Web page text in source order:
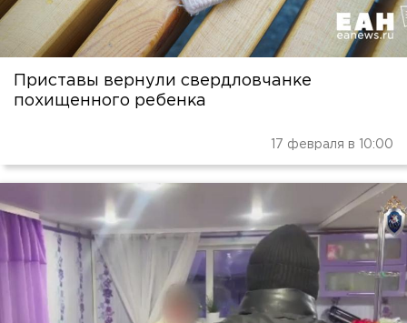
Приставы вернули свердловчанке
похищенного ребенка
17 февраля в 10:00